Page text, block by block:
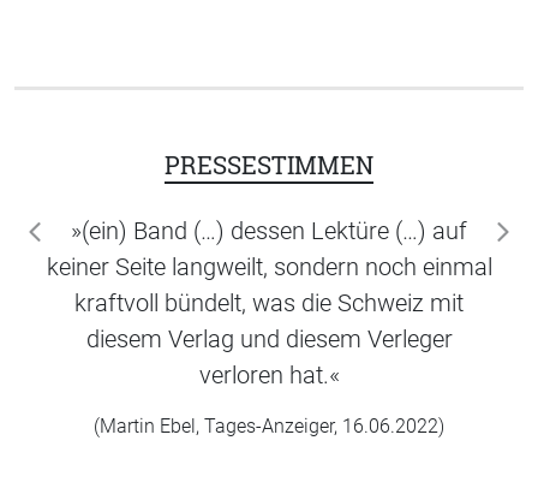
PRESSESTIMMEN
»(ein) Band (…) dessen Lektüre (…) auf
keiner Seite langweilt, sondern noch einmal
kraftvoll bündelt, was die Schweiz mit
diesem Verlag und diesem Verleger
verloren hat.«
(Martin Ebel, Tages-Anzeiger, 16.06.2022)
zurück